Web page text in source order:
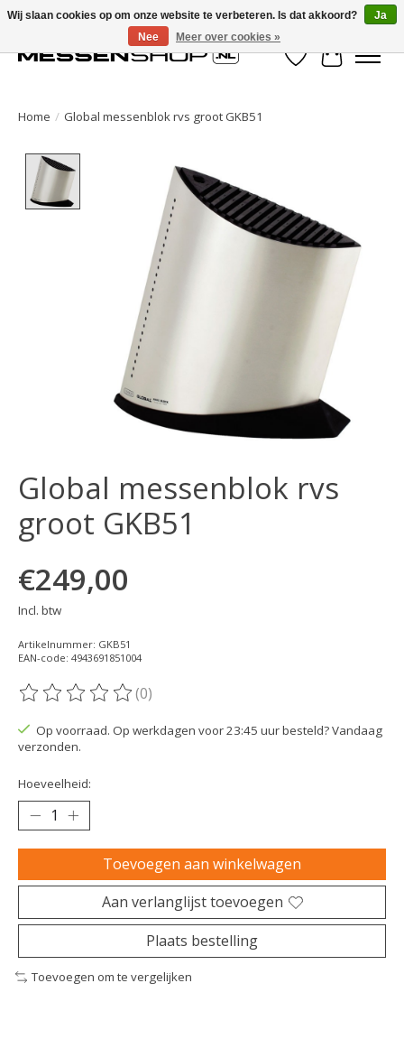
Verlanglijst
Home / Global messenblok rvs groot GKB51
Product image slideshow Items
Global messenblok rvs
groot GKB51
€249,00
Incl. btw
Artikelnummer: GKB51
EAN-code: 4943691851004
De beoordeling van dit product is
(0)
Op voorraad. Op werkdagen voor 23:45 uur besteld? Vandaag
verzonden.
Hoeveelheid:
Toevoegen aan winkelwagen
Aan verlanglijst toevoegen
Plaats bestelling
Toevoegen om te vergelijken
Wij slaan cookies op om onze website te verbeteren. Is dat akkoord?
Ja
Nee
Meer over cookies »